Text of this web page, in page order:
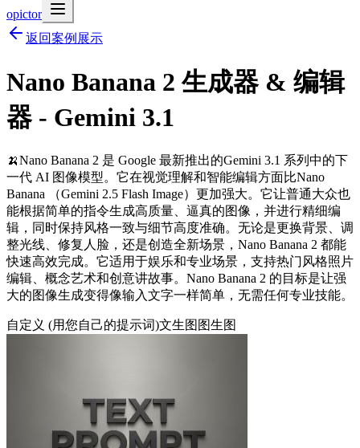
opictor
返回案例展示
Nano Banana 2 生成器 & 编辑
器 - Gemini 3.1
🍌Nano Banana 2 是 Google 最新推出的Gemini 3.1 系列中的下
一代 AI 图像模型。它在视觉理解和智能编辑方面比Nano
Banana （Gemini 2.5 Flash Image）更加强大。它让普通大众也
能根据简单的指令生成高质量、逼真的图像，并进行精细编
辑，同时保持风格一致与细节高度准确。无论是更换背景、调
整光线、修复人脸，还是创造全新场景，Nano Banana 2 都能
快速高效完成。它适用于娱乐和专业场景，支持热门风格照片
编辑、概念艺术和创意讲故事。Nano Banana 2 的目标是让强
大的图像生成变得像输入文字一样简单，无需任何专业技能。
自定义 (用您自己的提示词)文生图 图生图